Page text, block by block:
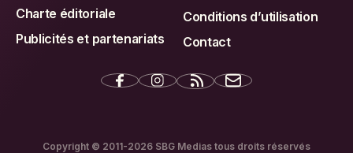
Charte éditoriale
Publicités et partenariats
Conditions d’utilisation
Contact
Copyright © 2011-2026 SBG Medias tous droits réservés